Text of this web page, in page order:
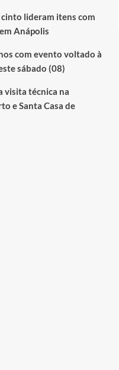
cinto lideram itens com
Anápolis
com evento voltado à
sábado (08)
visita técnica na
e Santa Casa de